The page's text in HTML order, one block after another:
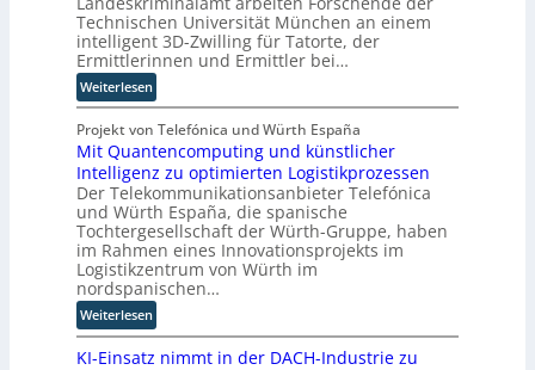
o
r
y
-
A
a
u
t
o
m
a
t
s
i
e
r
u
n
g
s
l
ö
s
f
t
d
e
r
n
d
u
s
t
r
i
e
a
u
t
Technischen Universität München an einem
intelligent 3D-Zwilling für Tatorte, der
Ermittlerinnen und Ermittler bei…
Weiterlesen:
E
i
n
3
D
-
Z
w
i
l
l
i
n
Projekt von Telefónica und Würth España
Mit Quantencomputing und künstlicher
Intelligenz zu optimierten Logistikprozessen
Der Telekommunikationsanbieter Telefónica
und Würth España, die spanische
Tochtergesellschaft der Würth-Gruppe, haben
im Rahmen eines Innovationsprojekts im
Logistikzentrum von Würth im
nordspanischen…
Weiterlesen:
M
i
KI-Einsatz nimmt in der DACH-Industrie zu